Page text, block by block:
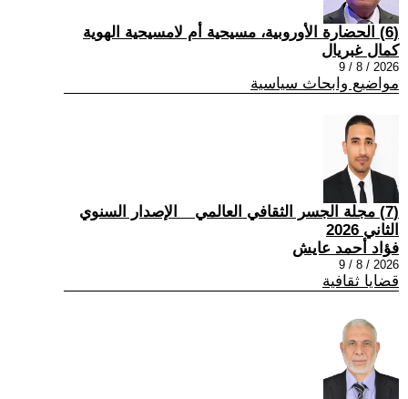
(6) الحضارة الأوروبية، مسيحية أم لامسيحية الهوية
كمال غبريال
2026 / 8 / 9
مواضيع وابحاث سياسية
(7) مجلة الجسر الثقافي العالمي _ الإصدار السنوي
الثاني 2026
فؤاد أحمد عايش
2026 / 8 / 9
قضايا ثقافية